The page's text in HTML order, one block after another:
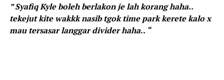
” Syafiq Kyle boleh berlakon je lah korang haha..
tekejut kite wakkk nasib tgok time park kerete kalo x
mau tersasar langgar divider haha.. “